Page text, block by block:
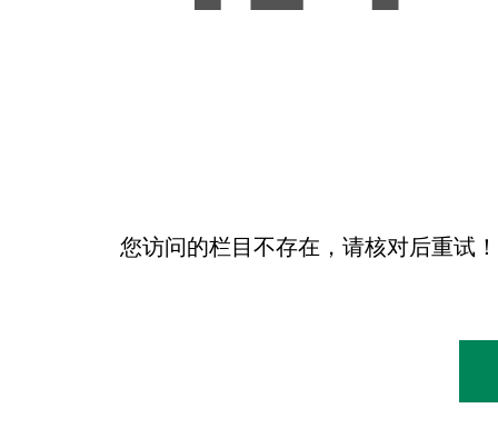
您访问的栏目不存在，请核对后重试